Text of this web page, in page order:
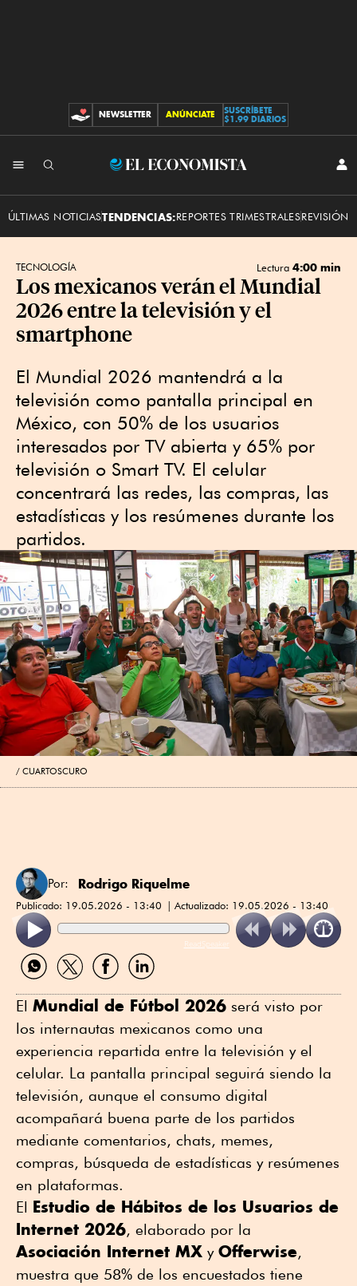
CONTRIBUCIONES
NEWSLETTER ANÚNCIATE
SUSCRÍBETE
$1.99 DIARIOS
El
ÚLTIMAS NOTICIASTENDENCIAS:REPORTES TRIMESTRALESREVISIÓN
TECNOLOGÍA Lectura 4:00 min
Los mexicanos verán el Mundial
2026 entre la televisión y el
smartphone
El Mundial 2026 mantendrá a la
televisión como pantalla principal en
México, con 50% de los usuarios
interesados por TV abierta y 65% por
televisión o Smart TV. El celular
concentrará las redes, las compras, las
estadísticas y los resúmenes durante los
partidos.
CUARTOSCURO
Por: Rodrigo Riquelme
Publicado: 19.05.2026 - 13:40 Actualizado: 19.05.2026 - 13:40
ReadSpeaker
Compartir
por
Compartir
por
Compartir
por
Compartir
por
El Mundial de Fútbol 2026 será visto por
los internautas mexicanos como una
experiencia repartida entre la televisión y el
celular. La pantalla principal seguirá siendo la
televisión, aunque el consumo digital
acompañará buena parte de los partidos
mediante comentarios, chats, memes,
compras, búsqueda de estadísticas y resúmenes
en plataformas.
El Estudio de Hábitos de los Usuarios de
Internet 2026, elaborado por la
Asociación Internet MX y Offerwise,
muestra que 58% de los encuestados tiene